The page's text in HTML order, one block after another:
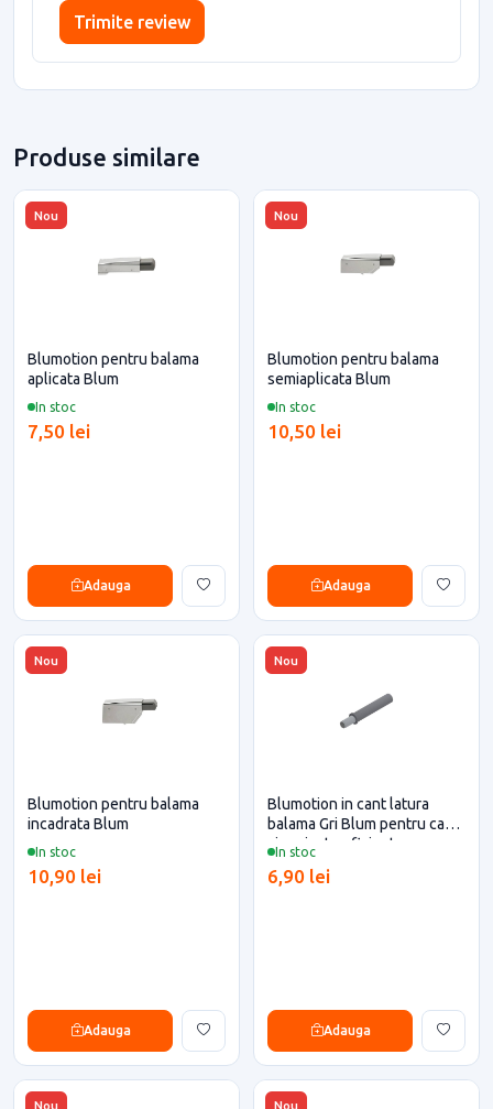
Trimite review
Produse similare
Nou
In stoc
Blumotion pentru balama
aplicata Blum
7,50 lei
Adauga
Nou
In stoc
Blumotion pentru balama
semiaplicata Blum
10,50 lei
Adauga
Nou
In stoc
Blumotion pentru balama
incadrata Blum
10,90 lei
Adauga
Nou
In stoc
Blumotion in cant latura
balama Gri Blum pentru casa
si proiecte eficiente
6,90 lei
Adauga
Nou Nou